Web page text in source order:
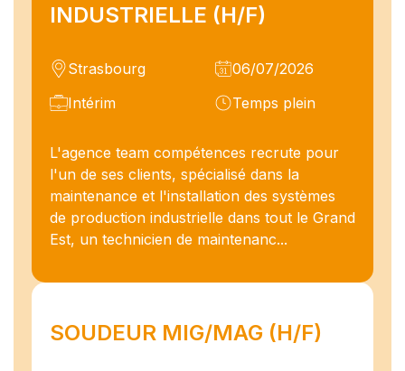
INDUSTRIELLE (H/F)
Strasbourg
06/07/2026
Intérim
Temps plein
L'agence team compétences recrute pour
l'un de ses clients, spécialisé dans la
maintenance et l'installation des systèmes
de production industrielle dans tout le Grand
Est, un technicien de maintenanc...
SOUDEUR MIG/MAG (H/F)